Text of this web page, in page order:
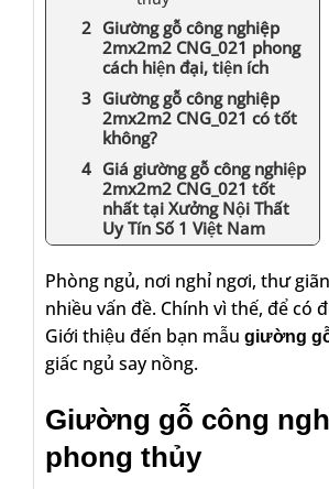
Giường gỗ công nghiệp
2mx2m2 CNG_021 phong
cách hiện đại, tiện ích
Giường gỗ công nghiệp
2mx2m2 CNG_021 có tốt
không?
Giá giường gỗ công nghiệp
2mx2m2 CNG_021 tốt
nhất tại Xưởng Nội Thất
Uy Tín Số 1 Việt Nam
Phòng ngủ, nơi nghỉ ngơi, thư
nhiều vấn đề. Chính vì thế, để có
Giới thiệu đến bạn mẫu giường
giấc ngủ say nồng.
Giường gỗ công
phong thủy